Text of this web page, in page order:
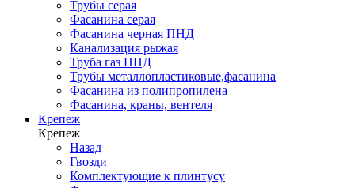
Трубы серая
Фасанина серая
Фасанина черная ПНД
Канализация рыжая
Труба газ ПНД
Трубы металлопластиковые,фасанина
Фасанина из полипропилена
Фасанина, краны, вентеля
Крепеж
Крепеж
Назад
Гвозди
Комплектующие к плинтусу